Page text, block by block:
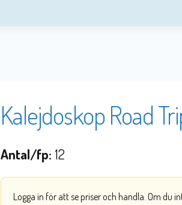
Kalejdoskop Road
Antal/fp: 12
Logga in för att se priser och handla. Om du